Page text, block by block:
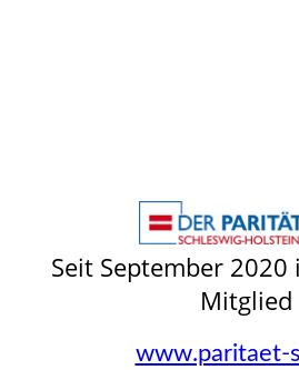
Seit September 2020
Mitglied
www.paritaet-